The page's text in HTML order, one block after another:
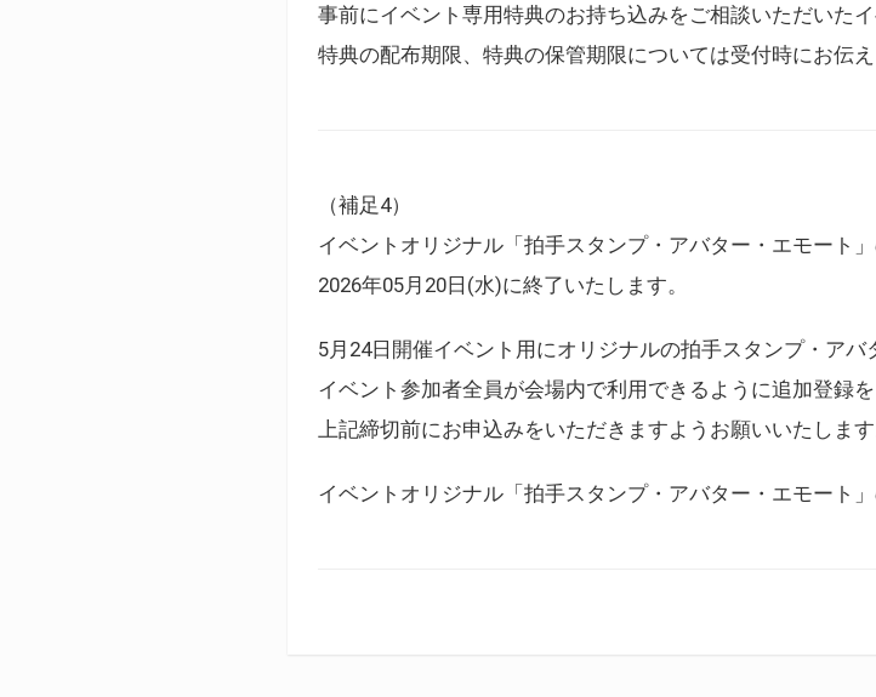
事前にイベント専用特典のお持ち込みをご相談いただいた
特典の配布期限、特典の保管期限については受付時にお伝
（補足4）
イベントオリジナル「拍手スタンプ・アバター・エモート
2026年05月20日(水)に終了いたします。
5月24日開催イベント用にオリジナルの拍手スタンプ・アバ
イベント参加者全員が会場内で利用できるように追加登録
上記締切前にお申込みをいただきますようお願いいたします
イベントオリジナル「拍手スタンプ・アバター・エモート